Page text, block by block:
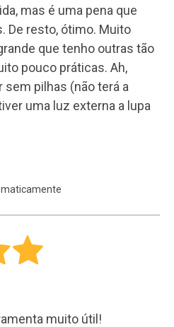
mas é uma pena que
De resto, ótimo. Muito
que tenho outras tão
pouco práticas. Ah,
pilhas (não terá a
uma luz externa a lupa
muito útil!